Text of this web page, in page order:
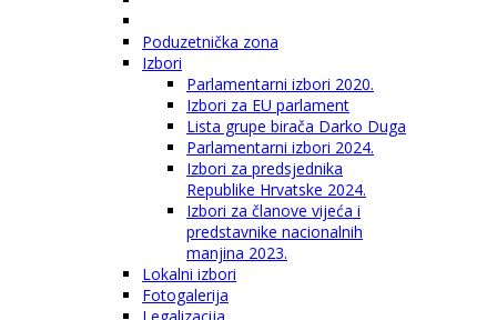
Poduzetnička zona
Izbori
Parlamentarni izbori 2020.
Izbori za EU parlament
Lista grupe birača Darko Duga
Parlamentarni izbori 2024.
Izbori za predsjednika
Republike Hrvatske 2024.
Izbori za članove vijeća i
predstavnike nacionalnih
manjina 2023.
Lokalni izbori
Fotogalerija